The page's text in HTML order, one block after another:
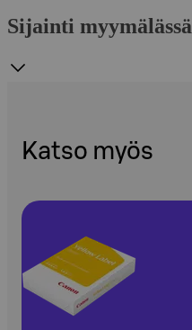
Sijainti myymälässä
Katso myös